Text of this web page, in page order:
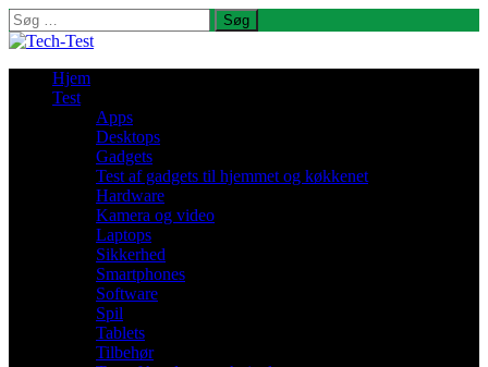
Søg
efter:
Hjem
Test
Apps
Desktops
Gadgets
Test af gadgets til hjemmet og køkkenet
Hardware
Kamera og video
Laptops
Sikkerhed
Smartphones
Software
Spil
Tablets
Tilbehør